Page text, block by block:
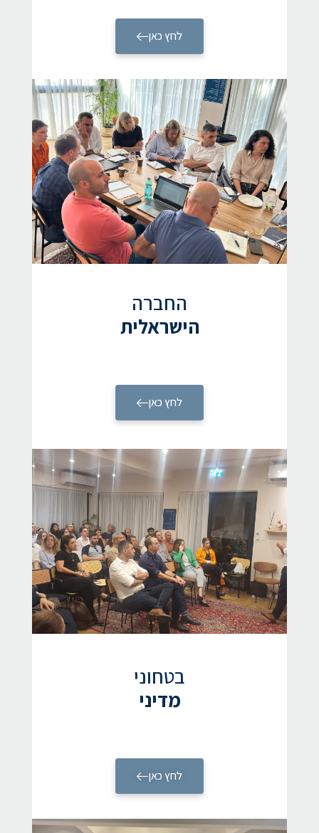
לחץ כאן
החברה
הישראלית
לחץ כאן
בטחוני
מדיני
לחץ כאן